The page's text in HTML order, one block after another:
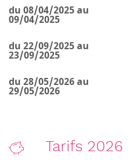
du 08/04/2025 au
09/04/2025
du 22/09/2025 au
23/09/2025
du 28/05/2026 au
29/05/2026
Tarifs 2026